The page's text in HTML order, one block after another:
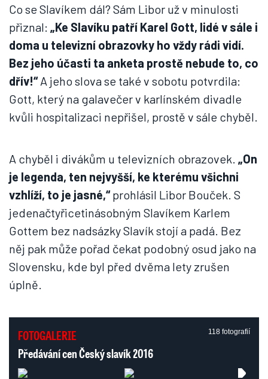
Co se Slavíkem dál? Sám Libor už v minulosti
přiznal: „Ke Slavíku patří Karel Gott, lidé v sále i
doma u televizní obrazovky ho vždy rádi vidí.
Bez jeho účasti ta anketa prostě nebude to, co
dřív!“A jeho slova se také v sobotu potvrdila:
Gott, který na galavečer v karlínském divadle
kvůli hospitalizaci nepřišel, prostě v sále chyběl.
A chyběl i divákům u televizních obrazovek. „On
je legenda, ten nejvyšší, ke kterému všichni
vzhlíží, to je jasné,“prohlásil Libor Bouček. S
jedenačtyřicetinásobným Slavíkem Karlem
Gottem bez nadsázky Slavík stojí a padá. Bez
něj pak může pořad čekat podobný osud jako na
Slovensku, kde byl před dvěma lety zrušen
úplně.
FOTOGALERIE 118 fotografií
Předávání cen Český slavík 2016